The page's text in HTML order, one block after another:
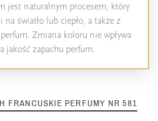
jest naturalnym procesem, który
na światło lub ciepło, a także z
Zmiana koloru nie wpływa
jakość zapachu perfum.
FRANCUSKIE PERFUMY NR 581